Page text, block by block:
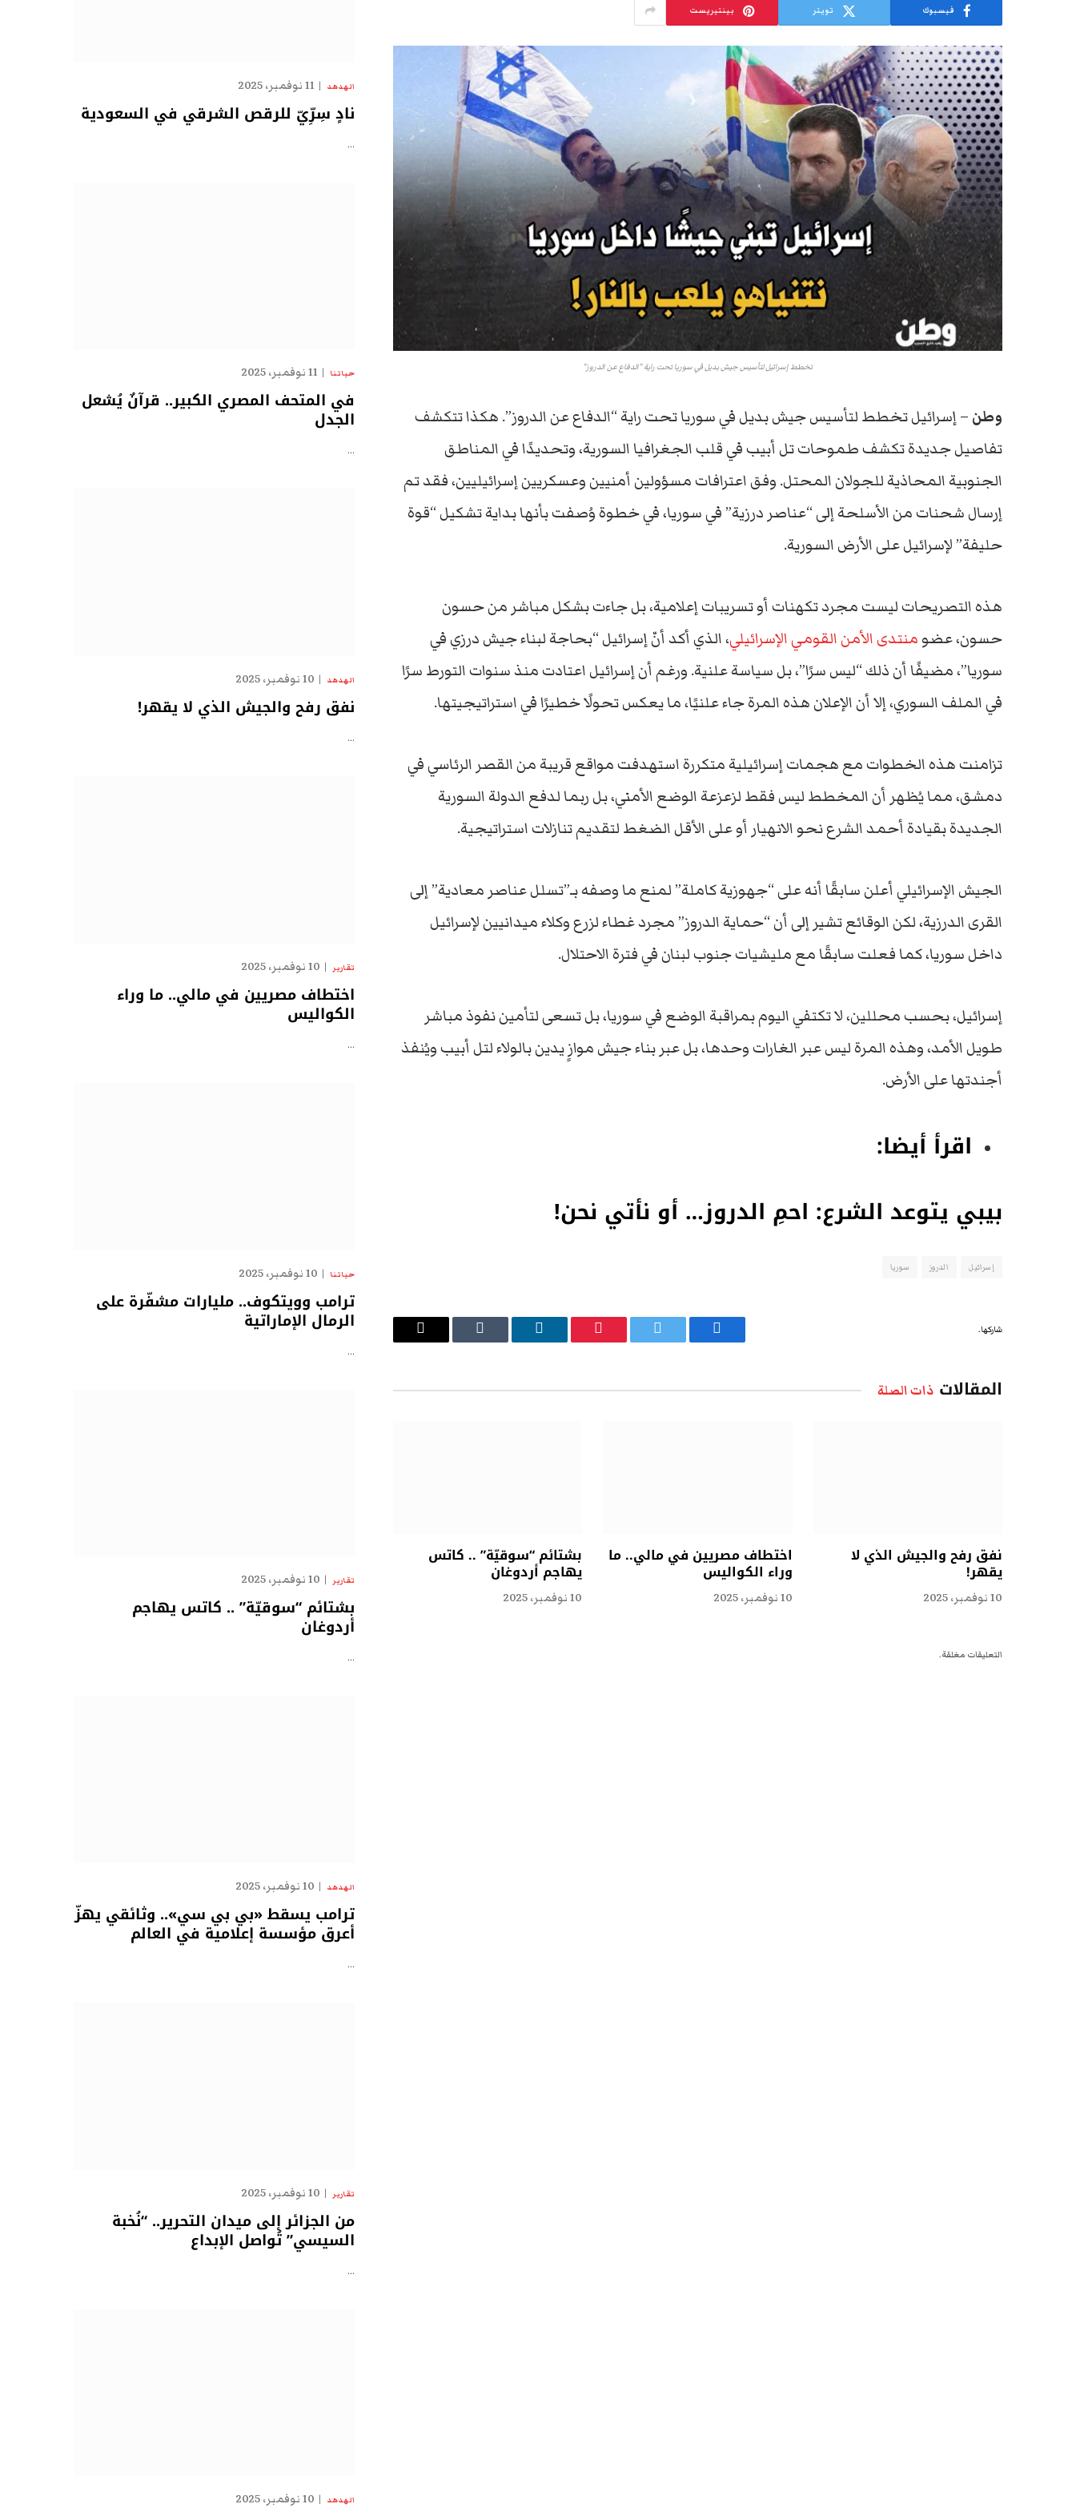
فيسبوك تويتر بينتيريست
تخطط إسرائيل لتأسيس جيش بديل في سوريا تحت راية "الدفاع عن الدروز"
وطن – إسرائيل تخطط لتأسيس جيش بديل في سوريا تحت راية “الدفاع عن الدروز”. هكذا تتكشف
تفاصيل جديدة تكشف طموحات تل أبيب في قلب الجغرافيا السورية، وتحديدًا في المناطق
الجنوبية المحاذية للجولان المحتل. وفق اعترافات مسؤولين أمنيين وعسكريين إسرائيليين، فقد تم
إرسال شحنات من الأسلحة إلى “عناصر درزية” في سوريا، في خطوة وُصفت بأنها بداية تشكيل “قوة
حليفة” لإسرائيل على الأرض السورية.
هذه التصريحات ليست مجرد تكهنات أو تسريبات إعلامية، بل جاءت بشكل مباشر من حسون
حسون، عضو منتدى الأمن القومي الإسرائيلي، الذي أكد أنّ إسرائيل “بحاجة لبناء جيش درزي في
سوريا”، مضيفًا أن ذلك “ليس سرًا”، بل سياسة علنية. ورغم أن إسرائيل اعتادت منذ سنوات التورط سرًا
في الملف السوري، إلا أن الإعلان هذه المرة جاء علنيًا، ما يعكس تحولًا خطيرًا في استراتيجيتها.
تزامنت هذه الخطوات مع هجمات إسرائيلية متكررة استهدفت مواقع قريبة من القصر الرئاسي في
دمشق، مما يُظهر أن المخطط ليس فقط لزعزعة الوضع الأمني، بل ربما لدفع الدولة السورية
الجديدة بقيادة أحمد الشرع نحو الانهيار أو على الأقل الضغط لتقديم تنازلات استراتيجية.
الجيش الإسرائيلي أعلن سابقًا أنه على “جهوزية كاملة” لمنع ما وصفه بـ”تسلل عناصر معادية” إلى
القرى الدرزية، لكن الوقائع تشير إلى أن “حماية الدروز” مجرد غطاء لزرع وكلاء ميدانيين لإسرائيل
داخل سوريا، كما فعلت سابقًا مع مليشيات جنوب لبنان في فترة الاحتلال.
إسرائيل، بحسب محللين، لا تكتفي اليوم بمراقبة الوضع في سوريا، بل تسعى لتأمين نفوذ مباشر
طويل الأمد، وهذه المرة ليس عبر الغارات وحدها، بل عبر بناء جيش موازٍ يدين بالولاء لتل أبيب ويُنفذ
أجندتها على الأرض.
اقرأ أيضا:
بيبي يتوعد الشرع: احمِ الدروز… أو نأتي نحن!
إسرائيل الدروز سوريا
شاركها.
فيسبوك تويتر بينتيريست لينكدإن Tumblr
البريد
المقالات ذات الصلة
نفق رفح والجيش الذي لا
يقهر!
10 نوفمبر، 2025
اختطاف مصريين في مالي.. ما
وراء الكواليس
10 نوفمبر، 2025
بشتائم “سوقيّة” .. كاتس
يهاجم أردوغان
10 نوفمبر، 2025
التعليقات مغلقة.
الهدهد 11 نوفمبر، 2025
نادٍ سِرِّيّ للرقص الشرقي في السعودية
…
حياتنا 11 نوفمبر، 2025
في المتحف المصري الكبير.. قرآنٌ يُشعل
الجدل
…
الهدهد 10 نوفمبر، 2025
نفق رفح والجيش الذي لا يقهر!
…
تقارير 10 نوفمبر، 2025
اختطاف مصريين في مالي.. ما وراء
الكواليس
…
حياتنا 10 نوفمبر، 2025
ترامب وويتكوف.. مليارات مشفّرة على
الرمال الإماراتية
…
تقارير 10 نوفمبر، 2025
بشتائم “سوقيّة” .. كاتس يهاجم
أردوغان
…
الهدهد 10 نوفمبر، 2025
ترامب يسقط «بي بي سي».. وثائقي يهزّ
أعرق مؤسسة إعلامية في العالم
…
تقارير 10 نوفمبر، 2025
من الجزائر إلى ميدان التحرير.. “نُخبة
السيسي” تُواصل الإبداع
…
الهدهد 10 نوفمبر، 2025